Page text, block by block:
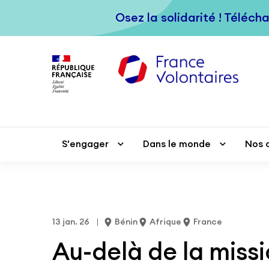
Osez la solidarité !
S'engager Dans le monde Nos
Osez la solidarité !
S'engager Dans le monde Nos
13 jan. 26 Bénin Afrique France
Au-delà de la